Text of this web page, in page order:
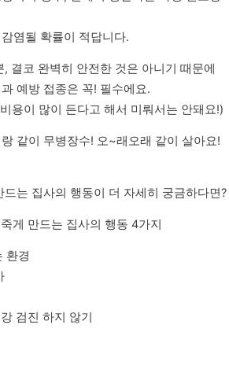
염될 확률이 적답니다.
결코 완벽히 안전한 것은 아니기 때문에
예방 접종은 꼭! 필수에요.
용이 많이 든다고 해서 미뤄서는 안돼요!)
같이 무병장수! 오~래오래 같이 살아요!
는 집사의 행동이 더 자세히 궁금하다면?
게 만드는 집사의 행동 4가지
환경
검진 하지 않기